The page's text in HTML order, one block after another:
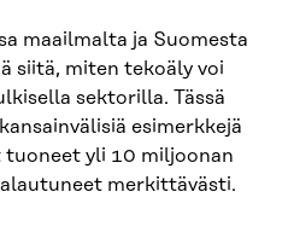
maailmalta ja Suomesta
siitä, miten tekoäly voi
sektorilla. Tässä
esimerkkejä
yli 10 miljoonan
merkittävästi.